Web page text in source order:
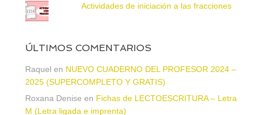
Actividades de iniciación a las fracciones
ÚLTIMOS COMENTARIOS
Raquel en NUEVO CUADERNO DEL PROFESOR 2024 –
2025 (SUPERCOMPLETO Y GRATIS)
Roxana Denise en Fichas de LECTOESCRITURA – Letra
M (Letra ligada e imprenta)